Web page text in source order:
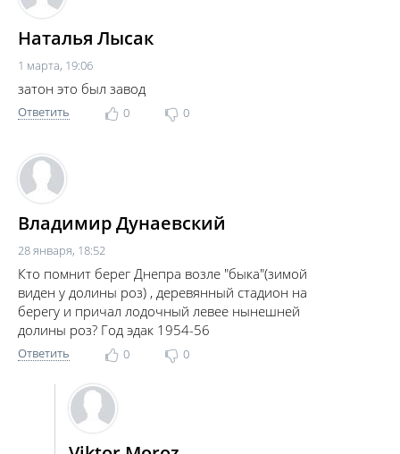
Наталья Лысак
1 марта, 19:06
затон это был завод
Ответить 0 0
Владимир Дунаевский
28 января, 18:52
Кто помнит берег Днепра возле "быка"(зимой
виден у долины роз) , деревянный стадион на
берегу и причал лодочный левее нынешней
долины роз? Год эдак 1954-56
Ответить 0 0